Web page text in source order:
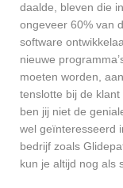
daalde, bleven die
ongeveer 60% van
software
nieuwe
moeten worden,
tenslotte bij de
ben jij niet de
wel geïnteresseerd
bedrijf zoals
kun je altijd nog als